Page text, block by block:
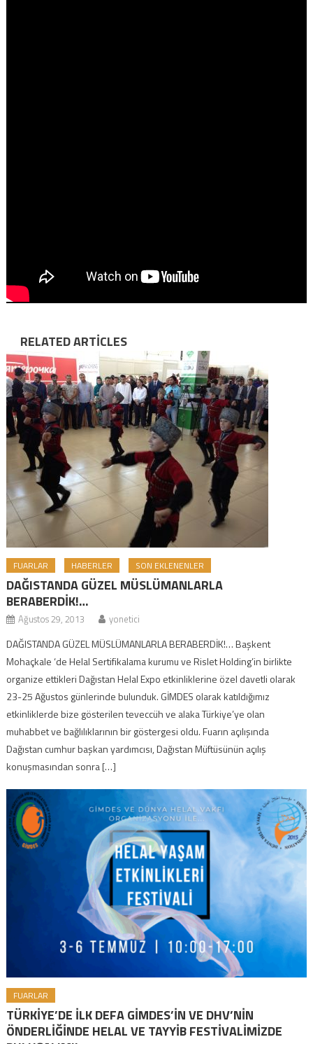
RELATED ARTICLES
FUARLAR HABERLER SON EKLENENLER
DAĞISTANDA GÜZEL MÜSLÜMANLARLA
BERABERDİK!…
Ağustos 29, 2013 yonetici
DAĞISTANDA GÜZEL MÜSLÜMANLARLA BERABERDİK!… Başkent
Mohaçkale ‘de Helal Sertifikalama kurumu ve Rislet Holding’in birlikte
organize ettikleri Dağıstan Helal Expo etkinliklerine özel davetli olarak
23-25 Ağustos günlerinde bulunduk. GİMDES olarak katıldığımız
etkinliklerde bize gösterilen teveccüh ve alaka Türkiye’ye olan
muhabbet ve bağlılıklarının bir göstergesi oldu. Fuarın açılışında
Dağıstan cumhur başkan yardımcısı, Dağıstan Müftüsünün açılış
konuşmasından sonra […]
FUARLAR
TÜRKİYE’DE İLK DEFA GİMDES’İN VE DHV’NİN
ÖNDERLİĞİNDE HELAL VE TAYYİB FESTİVALİMİZDE